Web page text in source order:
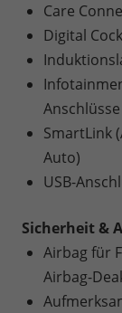
Care
Digital
SmartLink
Auto)
USB-
Sicherheit &
Airbag für
Airbag-